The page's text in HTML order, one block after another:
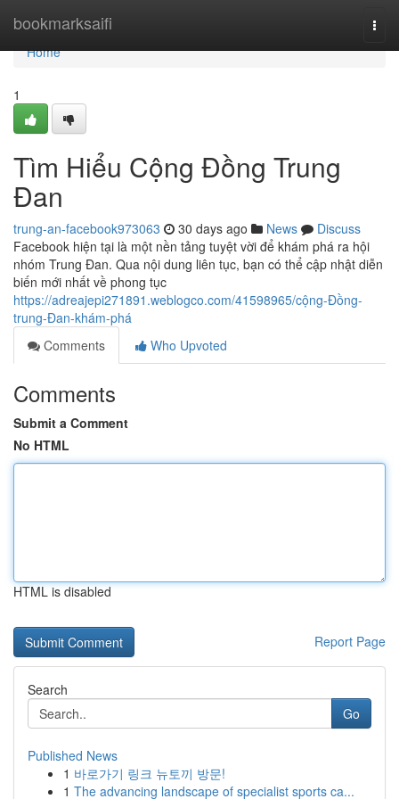
bookmarksaifi
Home
Home
1
Tìm Hiểu Cộng Đồng Trung
Đan
trung-an-facebook973063 30 days ago News
Discuss
Facebook hiện tại là một nền tảng tuyệt vời để khám phá ra hội
nhóm Trung Đan. Qua nội dung liên tục, bạn có thể cập nhật diễn
biến mới nhất về phong tục
https://adreajepi271891.weblogco.com/41598965/cộng-Đồng-
trung-Đan-khám-phá
Comments
Who Upvoted
Comments
Submit a Comment
No HTML
HTML is disabled
Report Page
Search
Go
Published News
1 바로가기 링크 뉴토끼 방문!
1 The advancing landscape of specialist sports ca...